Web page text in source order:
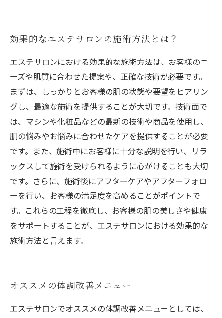
効果的なエステサロンの施術方法とは？
エステサロンにおける効果的な施術方法は、お客様のニ
ーズや肌質に合わせた提案や、正確な技術が必要です。
まずは、しっかりとお客様の肌の状態や要望をヒアリン
グし、最適な施術を提供することが大切です。技術面で
は、マシンや化粧品などの最新の技術や商品を使用し、
肌の悩みやお悩みに合わせたケアを提供することが必要
です。また、施術中にお客様に十分な説明を行い、リラ
ックスして施術を受けられるように心がけることも大切
です。さらに、施術後にアフターケアやアフターフォロ
ーを行い、お客様の満足度を高めることがポイントで
す。これらの工程を徹底し、お客様の肌の美しさや健康
をサポートすることが、エステサロンにおける効果的な
施術方法と言えます。
オススメの体調改善メニュー
エステサロンでオススメの体調改善メニューとしては、